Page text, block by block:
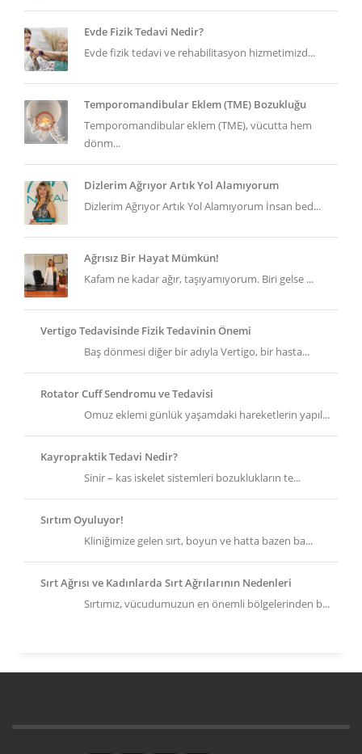
Evde Fizik Tedavi Nedir?
Evde fizik tedavi ve rehabilitasyon hizmetimizd...
Temporomandibular Eklem (TME) Bozukluğu
Temporomandibular eklem (TME), vücutta hem
dönm...
Dizlerim Ağrıyor Artık Yol Alamıyorum
Dizlerim Ağrıyor Artık Yol Alamıyorum İnsan bed...
Ağrısız Bir Hayat Mümkün!
Kafam ne kadar ağır, taşıyamıyorum. Biri gelse ...
Vertigo Tedavisinde Fizik Tedavinin Önemi
Baş dönmesi diğer bir adıyla Vertigo, bir hasta...
Rotator Cuff Sendromu ve Tedavisi
Omuz eklemi günlük yaşamdaki hareketlerin yapıl...
Kayropraktik Tedavi Nedir?
Sinir – kas iskelet sistemleri bozuklukların te...
Sırtım Oyuluyor!
Kliniğimize gelen sırt, boyun ve hatta bazen ba...
Sırt Ağrısı ve Kadınlarda Sırt Ağrılarının Nedenleri
Sırtımız, vücudumuzun en önemli bölgelerinden b...